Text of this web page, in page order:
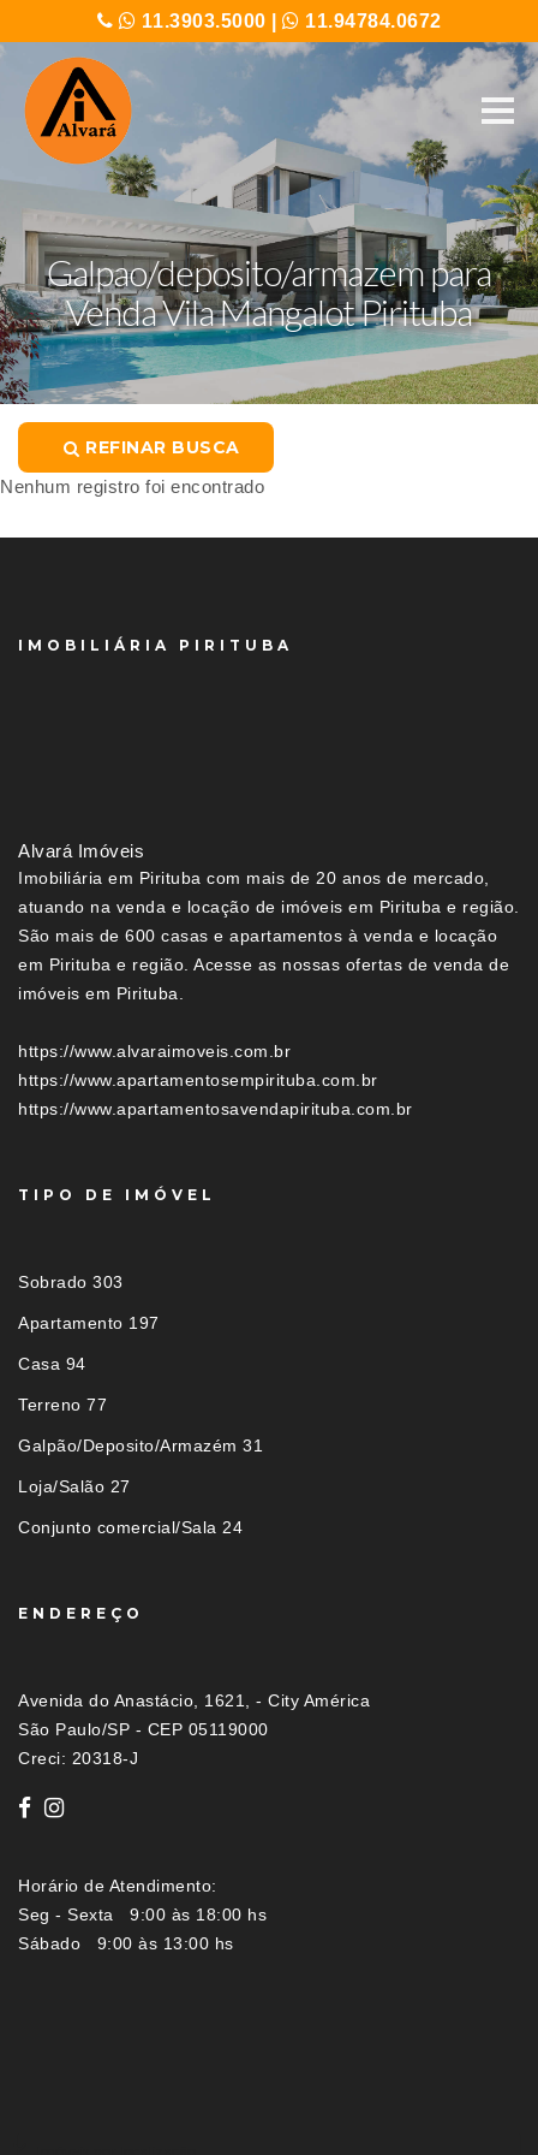
11.3903.5000 11.94784.0672
Galpao/deposito/armazem para
Venda Vila Mangalot Pirituba
REFINAR BUSCA
Nenhum registro foi encontrado
IMOBILIÁRIA PIRITUBA
Alvará Imóveis
Imobiliária em Pirituba com mais de 20 anos de mercado,
atuando na venda e locação de imóveis em Pirituba e região.
São mais de 600 casas e apartamentos à venda e locação
em Pirituba e região. Acesse as nossas ofertas de venda de
imóveis em Pirituba.
https://www.alvaraimoveis.com.br
https://www.apartamentosempirituba.com.br
https://www.apartamentosavendapirituba.com.br
TIPO DE IMÓVEL
Sobrado 303
Apartamento 197
Casa 94
Terreno 77
Galpão/Deposito/Armazém 31
Loja/Salão 27
Conjunto comercial/Sala 24
ENDEREÇO
Avenida do Anastácio, 1621, - City América
São Paulo/SP - CEP 05119000
Creci: 20318-J
Horário de Atendimento:
Seg - Sexta 9:00 às 18:00 hs
Sábado 9:00 às 13:00 hs